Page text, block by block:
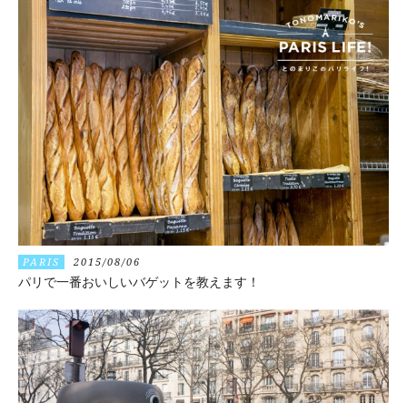
PARIS 2015/08/06
パリで一番おいしいバゲットを教えます！